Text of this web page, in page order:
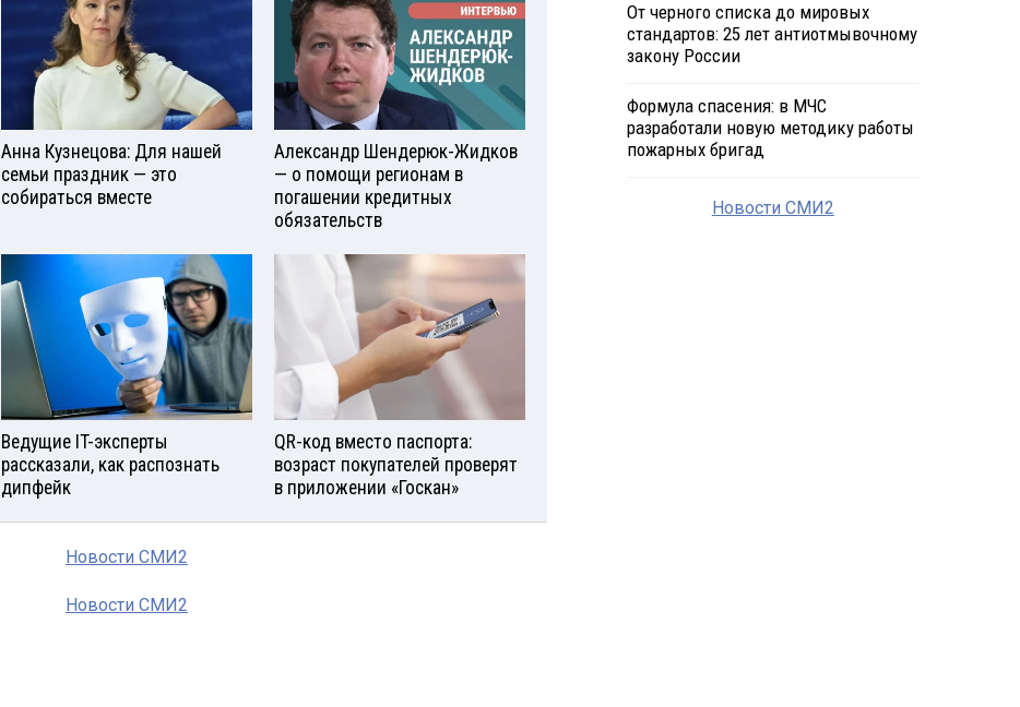
Анна Кузнецова: Для нашей
семьи праздник — это
собираться вместе
Александр Шендерюк-Жидков
— о помощи регионам в
погашении кредитных
обязательств
Ведущие IT-эксперты
рассказали, как распознать
дипфейк
QR-код вместо паспорта:
возраст покупателей проверят
в приложении «Госкан»
Новости СМИ2
Новости СМИ2
От черного списка до мировых
стандартов: 25 лет антиотмывочному
закону России
Формула спасения: в МЧС
разработали новую методику работы
пожарных бригад
Новости СМИ2